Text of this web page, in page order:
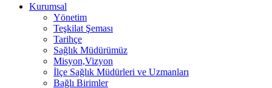
Kurumsal
Yönetim
Teşkilat Şeması
Tarihçe
Sağlık Müdürümüz
Misyon,Vizyon
İlçe Sağlık Müdürleri ve Uzmanları
Bağlı Birimler